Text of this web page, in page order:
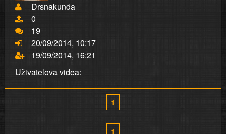
Drsnakunda
0
19
20/09/2014, 10:17
19/09/2014, 16:21
Uživatelova videa:
1
1